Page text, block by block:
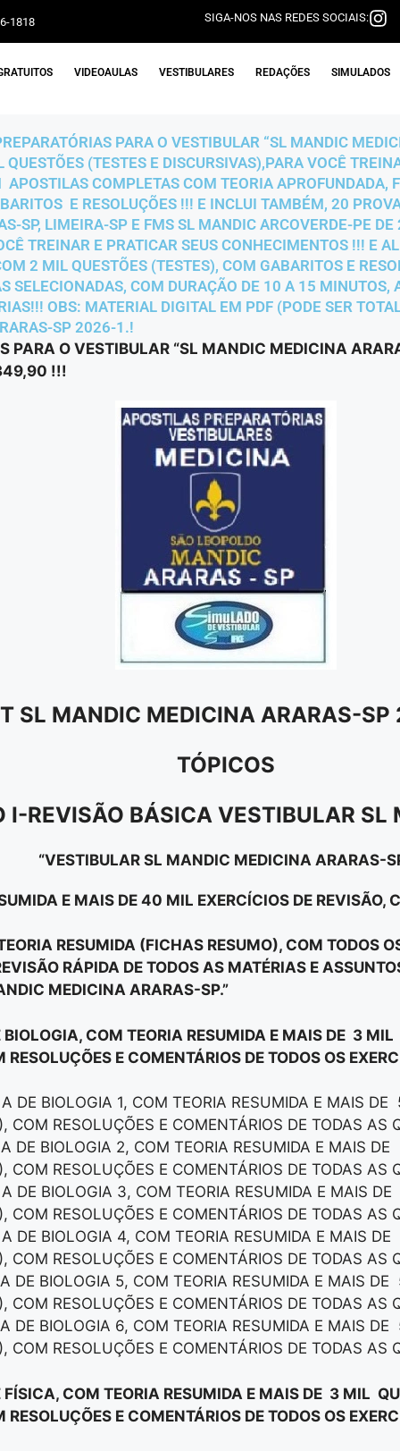
1818 SIGA-NOS NAS REDES SOCIAIS:
VIDEOAULAS VESTIBULARES REDAÇÕES SIMULADOS
PARA O VESTIBULAR “SL MANDIC
(TESTES E DISCURSIVAS),PARA VOCÊ
COMPLETAS COM TEORIA APROFUNDADA,
E RESOLUÇÕES !!! E INCLUI TAMBÉM, 20
SP, LIMEIRA-SP E FMS SL MANDIC ARCOVERDE-PE
TREINAR E PRATICAR SEUS CONHECIMENTOS !!! E
2 MIL QUESTÕES (TESTES), COM GABARITOS E
SELECIONADAS, COM DURAÇÃO DE 10 A 15 MINUTOS,
OBS: MATERIAL DIGITAL EM PDF (PODE SER
SP 2026-1.!
PARA O VESTIBULAR “SL MANDIC MEDICINA
!!!
SL MANDIC MEDICINA ARARAS-
TÓPICOS
I-REVISÃO BÁSICA VESTIBULAR SL
“VESTIBULAR SL MANDIC MEDICINA ARARAS-
E MAIS DE 40 MIL EXERCÍCIOS DE REVISÃO,
RESUMIDA (FICHAS RESUMO), COM TODOS
RÁPIDA DE TODOS AS MATÉRIAS E
MEDICINA ARARAS-SP.”
COM TEORIA RESUMIDA E MAIS DE 3 MIL
E COMENTÁRIOS DE TODOS OS
DE BIOLOGIA 1, COM TEORIA RESUMIDA E MAIS DE
COM RESOLUÇÕES E COMENTÁRIOS DE TODAS AS
DE BIOLOGIA 2, COM TEORIA RESUMIDA E MAIS
COM RESOLUÇÕES E COMENTÁRIOS DE TODAS AS
DE BIOLOGIA 3, COM TEORIA RESUMIDA E MAIS
COM RESOLUÇÕES E COMENTÁRIOS DE TODAS AS
DE BIOLOGIA 4, COM TEORIA RESUMIDA E MAIS
COM RESOLUÇÕES E COMENTÁRIOS DE TODAS AS
DE BIOLOGIA 5, COM TEORIA RESUMIDA E MAIS
COM RESOLUÇÕES E COMENTÁRIOS DE TODAS AS
DE BIOLOGIA 6, COM TEORIA RESUMIDA E MAIS DE
COM RESOLUÇÕES E COMENTÁRIOS DE TODAS AS
COM TEORIA RESUMIDA E MAIS DE 3 MIL
E COMENTÁRIOS DE TODOS OS